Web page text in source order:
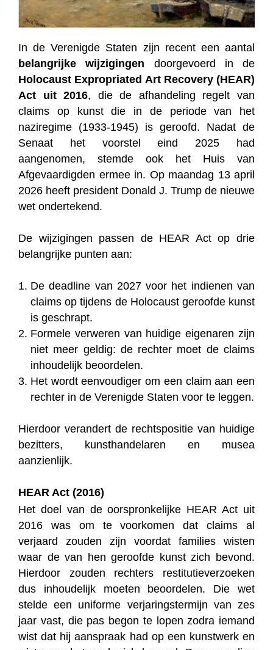
In de Verenigde Staten zijn recent een aantal
belangrijke wijzigingen doorgevoerd in de
Holocaust Expropriated Art Recovery (HEAR)
Act uit 2016, die de afhandeling regelt van
claims op kunst die in de periode van het
naziregime (1933-1945) is geroofd. Nadat de
Senaat het voorstel eind 2025 had
aangenomen, stemde ook het Huis van
Afgevaardigden ermee in. Op maandag 13 april
2026 heeft president Donald J. Trump de nieuwe
wet ondertekend.
De wijzigingen passen de HEAR Act op drie
belangrijke punten aan:
De deadline van 2027 voor het indienen van
claims op tijdens de Holocaust geroofde kunst
is geschrapt.
Formele verweren van huidige eigenaren zijn
niet meer geldig: de rechter moet de claims
inhoudelijk beoordelen.
Het wordt eenvoudiger om een claim aan een
rechter in de Verenigde Staten voor te leggen.
Hierdoor verandert de rechtspositie van huidige
bezitters, kunsthandelaren en musea
aanzienlijk.
HEAR Act (2016)
Het doel van de oorspronkelijke HEAR Act uit
2016 was om te voorkomen dat claims al
verjaard zouden zijn voordat families wisten
waar de van hen geroofde kunst zich bevond.
Hierdoor zouden rechters restitutieverzoeken
dus inhoudelijk moeten beoordelen. Die wet
stelde een uniforme verjaringstermijn van zes
jaar vast, die pas begon te lopen zodra iemand
wist dat hij aanspraak had op een kunstwerk en